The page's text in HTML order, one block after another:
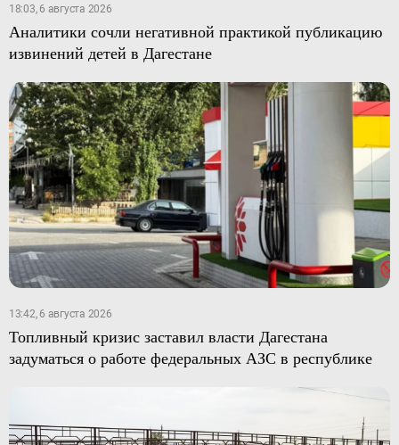
18:03, 6 августа 2026
Аналитики сочли негативной практикой публикацию
извинений детей в Дагестане
13:42, 6 августа 2026
Топливный кризис заставил власти Дагестана
задуматься о работе федеральных АЗС в республике